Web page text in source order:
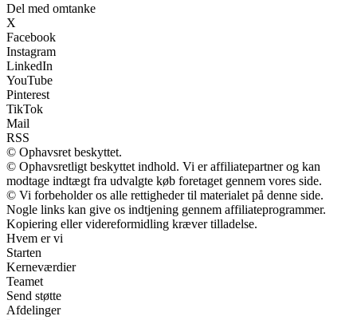
Del med omtanke
X
Facebook
Instagram
LinkedIn
YouTube
Pinterest
TikTok
Mail
RSS
© Ophavsret beskyttet.
© Ophavsretligt beskyttet indhold. Vi er affiliatepartner og kan
modtage indtægt fra udvalgte køb foretaget gennem vores side.
© Vi forbeholder os alle rettigheder til materialet på denne side.
Nogle links kan give os indtjening gennem affiliateprogrammer.
Kopiering eller videreformidling kræver tilladelse.
Hvem er vi
Starten
Kerneværdier
Teamet
Send støtte
Afdelinger